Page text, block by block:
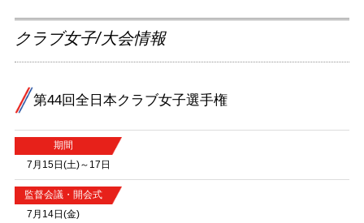
クラブ女子/大会情報
第44回全日本クラブ女子選手権
期間
7月15日(土)～17日
監督会議・開会式
7月14日(金)